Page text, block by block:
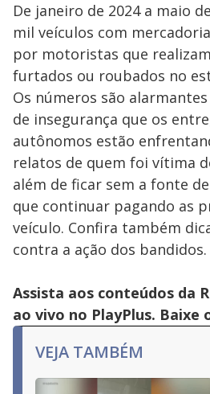
De janeiro de 2024 a maio
mil veículos com
por motoristas que
furtados ou roubados no
Os números são
de insegurança que os
autônomos estão
relatos de quem foi vítima
além de ficar sem a fonte
que continuar pagando as
veículo. Confira também
contra a ação dos bandidos.
Assista aos conteúdos da
ao vivo no PlayPlus. Baixe
VEJA TAMBÉM